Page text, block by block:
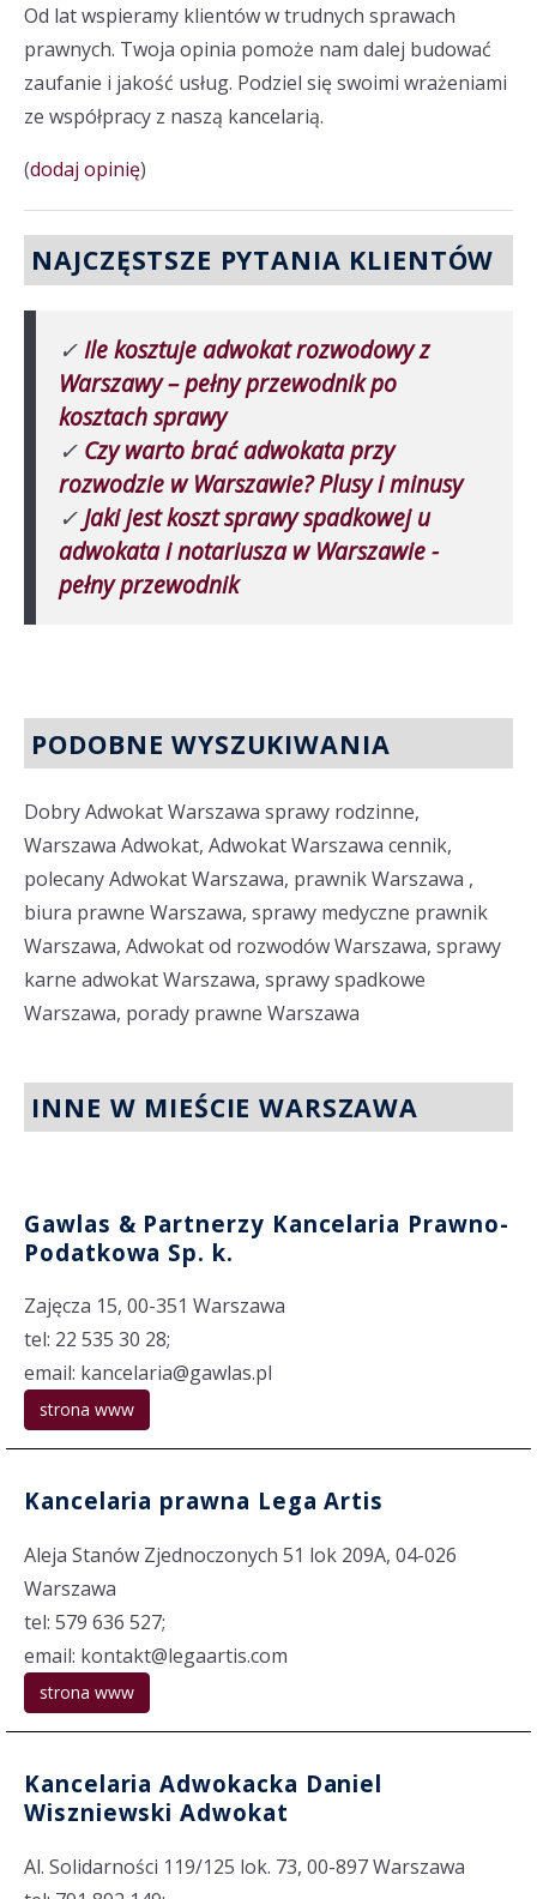
Od lat wspieramy klientów w trudnych sprawach
prawnych. Twoja opinia pomoże nam dalej budować
zaufanie i jakość usług. Podziel się swoimi wrażeniami
ze współpracy z naszą kancelarią.
(dodaj opinię)
NAJCZĘSTSZE PYTANIA KLIENTÓW
✓Ile kosztuje adwokat rozwodowy z
Warszawy – pełny przewodnik po
kosztach sprawy
✓ Czy warto brać adwokata przy
rozwodzie w Warszawie? Plusy i minusy
✓ Jaki jest koszt sprawy spadkowej u
adwokata i notariusza w Warszawie -
pełny przewodnik
PODOBNE WYSZUKIWANIA
Dobry Adwokat Warszawa sprawy rodzinne,
Warszawa Adwokat, Adwokat Warszawa cennik,
polecany Adwokat Warszawa, prawnik Warszawa ,
biura prawne Warszawa, sprawy medyczne prawnik
Warszawa, Adwokat od rozwodów Warszawa, sprawy
karne adwokat Warszawa, sprawy spadkowe
Warszawa, porady prawne Warszawa
INNE W MIEŚCIE WARSZAWA
Gawlas & Partnerzy Kancelaria Prawno-
Podatkowa Sp. k.
Zajęcza 15, 00-351 Warszawa
tel: 22 535 30 28;
email: kancelaria@gawlas.pl
strona www
Kancelaria prawna Lega Artis
Aleja Stanów Zjednoczonych 51 lok 209A, 04-026
Warszawa
tel: 579 636 527;
email: kontakt@legaartis.com
strona www
Kancelaria Adwokacka Daniel
Wiszniewski Adwokat
Al. Solidarności 119/125 lok. 73, 00-897 Warszawa